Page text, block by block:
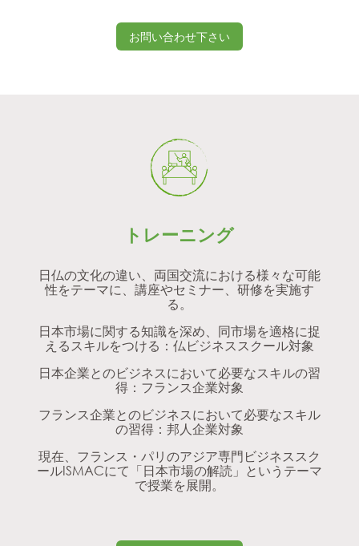
お問い合わせ下さい
トレーニング
日仏の文化の違い、両国交流における様々な可能
性をテーマに、講座やセミナー、研修を実施す
る。
日本市場に関する知識を深め、同市場を適格に捉
えるスキルをつける：仏ビジネススクール対象
日本企業とのビジネスにおいて必要なスキルの習
得：フランス企業対象
フランス企業とのビジネスにおいて必要なスキル
の習得：邦人企業対象
現在、フランス・パリのアジア専門ビジネススク
ールISMACにて「日本市場の解読」というテーマ
で授業を展開。